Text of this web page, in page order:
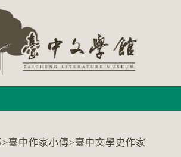
>臺中作家小傳>臺中文學史作家